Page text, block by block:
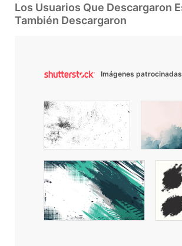
Los Usuarios Que Descargaron
También Descargaron
Imágenes patrocinadas